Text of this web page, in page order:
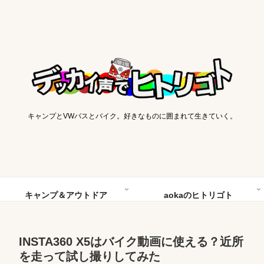
キャンプとVWバスとバイク。好きなものに囲まれて生きていく。
キャンプ＆アウトドア aokaのヒトリゴト
INSTA360 X5はバイク動画に使える？近所
を走って試し撮りしてみた